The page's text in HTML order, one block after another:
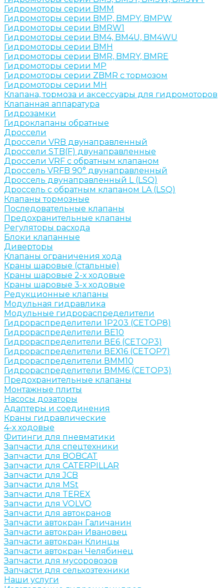
Гидромоторы серии BMM
Гидромоторы серии BMP, BMPY, BMPW
Гидромоторы серии BMRW1
Гидромоторы серии BМ4, BM4U, BМ4WU
Гидромоторы серии BМH
Гидромоторы серии BМR, BMRY, BМRE
Гидромоторы серии MP
Гидромоторы серии ZBMR с тормозом
Гидромоторы серии МH
Клапана, тормоза и аксессуары для гидромоторов
Клапанная аппаратура
Гидрозамки
Гидроклапаны обратные
Дроссели
Дроссели VRB двунаправленный
Дроссели STB(F) двунаправленные
Дроссели VRF с обратным клапаном
Дроссель VRFB 90° двунаправленный
Дроссель двунаправленный L (LSQ)
Дроссель с обратным клапаном LA (LSQ)
Клапаны тормозные
Последовательные клапаны
Предохранительные клапаны
Регуляторы расхода
Блоки клапанные
Диверторы
Клапаны ограничения хода
Краны шаровые (стальные)
Краны шаровые 2-х ходовые
Краны шаровые 3-х ходовые
Редукционные клапаны
Модульная гидравлика
Модульные гидрораспределители
Гидрораспределители 1Р203 (CETOP8)
Гидрораспределители ВЕ10
Гидрораспределители ВЕ6 (CETOP3)
Гидрораспределители ВЕХ16 (CETOP7)
Гидрораспределители ВММ10
Гидрораспределители ВММ6 (CETOP3)
Предохранительные клапаны
Монтажные плиты
Насосы дозаторы
Адаптеры и соединения
Краны гидравлические
4-х ходовые
Фитинги для пневматики
Запчасти для спецтехники
Запчасти для BOBCAT
Запчасти для CATERPILLAR
Запчасти для JCB
Запчасти для MSt
Запчасти для TEREX
Запчасти для VOLVO
Запчасти для автокранов
Запчасти автокран Галичанин
Запчасти автокран Ивановец
Запчасти автокран Клинцы
Запчасти автокран Челябинец
Запчасти для мусоровозов
Запчасти для сельхозтехники
Наши услуги